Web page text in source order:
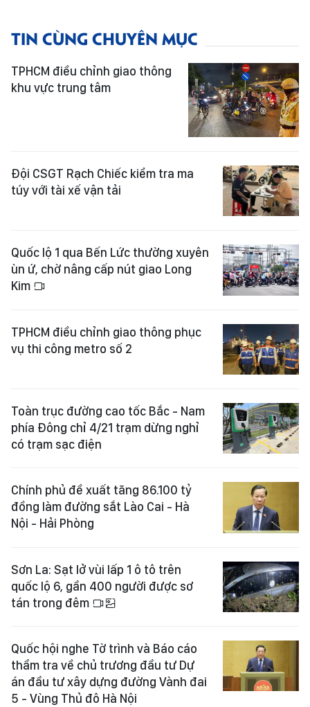
TIN CÙNG CHUYÊN MỤC
TPHCM điều chỉnh giao thông
khu vực trung tâm
Đội CSGT Rạch Chiếc kiểm tra ma
túy với tài xế vận tải
Quốc lộ 1 qua Bến Lức thường xuyên
ùn ứ, chờ nâng cấp nút giao Long
Kim
TPHCM điều chỉnh giao thông phục
vụ thi công metro số 2
Toàn trục đường cao tốc Bắc - Nam
phía Đông chỉ 4/21 trạm dừng nghỉ
có trạm sạc điện
Chính phủ đề xuất tăng 86.100 tỷ
đồng làm đường sắt Lào Cai - Hà
Nội - Hải Phòng
Sơn La: Sạt lở vùi lấp 1 ô tô trên
quốc lộ 6, gần 400 người được sơ
tán trong đêm
Quốc hội nghe Tờ trình và Báo cáo
thẩm tra về chủ trương đầu tư Dự
án đầu tư xây dựng đường Vành đai
5 - Vùng Thủ đô Hà Nội